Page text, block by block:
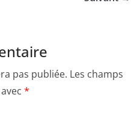
pas publiée. Les champs
*